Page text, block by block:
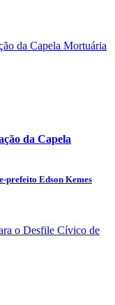
da Capela
prefeito Edson Kemes